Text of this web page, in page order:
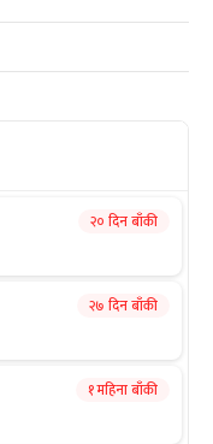
२० दिन बाँकी
२७ दिन बाँकी
१ महिना बाँकी